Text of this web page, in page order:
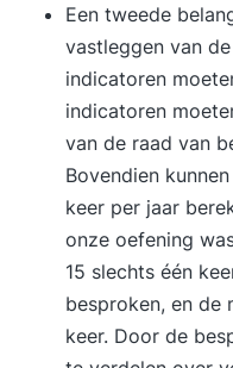
stem je af welke
tussenliggende
ligt voor de
training af met een
Stap 3. Een jaar
Learning Platform
krijg je toegang tot
Platform. Hier vind
opdrachten en
te passen. Je leert
uitkomt via de
Een tweede
vastleggen van
indicatoren
indicatoren
van de raad van
Bovendien
keer per jaar
onze oefening
15 slechts één
besproken, en de
keer. Door de